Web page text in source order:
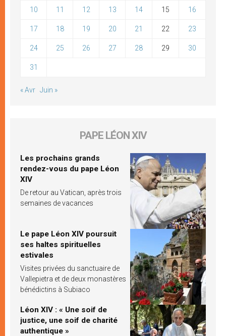
10 11 12 13 14 15 16
17 18 19 20 21 22 23
24 25 26 27 28 29 30
31
« Avr Juin »
PAPE LÉON XIV
Les prochains grands
rendez-vous du pape Léon
XIV
De retour au Vatican, après trois
semaines de vacances
Le pape Léon XIV poursuit
ses haltes spirituelles
estivales
Visites privées du sanctuaire de
Vallepietra et de deux monastères
bénédictins à Subiaco
Léon XIV : « Une soif de
justice, une soif de charité
authentique »